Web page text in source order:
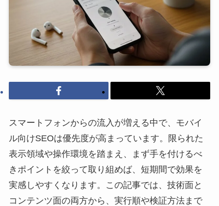
スマートフォンからの流入が増える中で、モバイ
ル向けSEOは優先度が高まっています。限られた
表示領域や操作環境を踏まえ、まず手を付けるべ
きポイントを絞って取り組めば、短期間で効果を
実感しやすくなります。この記事では、技術面と
コンテンツ面の両方から、実行順や検証方法まで